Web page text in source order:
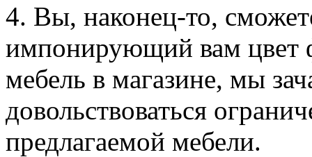
4. Вы, наконец-то,
импонирующий вам цвет
мебель в магазине, мы
довольствоваться
предлагаемой мебели.